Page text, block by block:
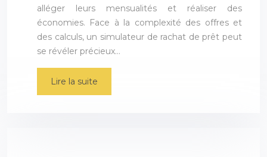
alléger leurs mensualités et réaliser des
économies. Face à la complexité des offres et
des calculs, un simulateur de rachat de prêt peut
se révéler précieux…
Lire la suite